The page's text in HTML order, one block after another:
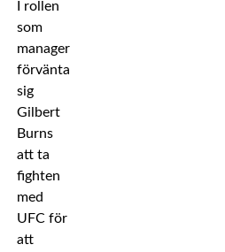
I rollen
som
manager
förväntar
sig
Gilbert
Burns
att ta
fighten
med
UFC för
att